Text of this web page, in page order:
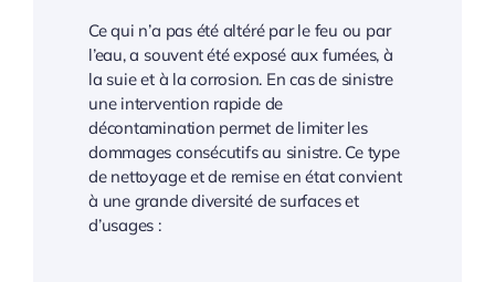
Ce qui n’a pas été altéré par le feu ou par
l’eau, a souvent été exposé aux fumées, à
la suie et à la corrosion. En cas de sinistre
une intervention rapide de
décontamination permet de limiter les
dommages consécutifs au sinistre. Ce type
de nettoyage et de remise en état convient
à une grande diversité de surfaces et
d’usages :